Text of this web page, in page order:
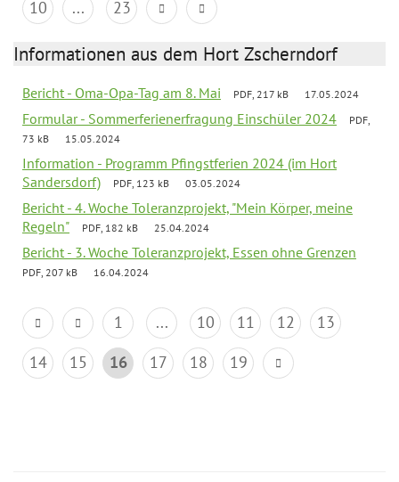
10
... 23
Informationen aus dem Hort Zscherndorf
Bericht - Oma-Opa-Tag am 8. Mai PDF, 217 kB 17.05.2024
Formular - Sommerferienerfragung Einschüler 2024
PDF,
73 kB
15.05.2024
Information - Programm Pfingstferien 2024 (im Hort
Sandersdorf)
PDF, 123 kB 03.05.2024
Bericht - 4. Woche Toleranzprojekt, "Mein Körper, meine
Regeln"
PDF, 182 kB 25.04.2024
Bericht - 3. Woche Toleranzprojekt, Essen ohne Grenzen
PDF, 207 kB 16.04.2024
1 ... 10 11 12
13
14
15 16 17 18 19